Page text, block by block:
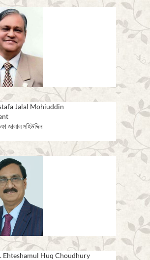
Jalal Mohiuddin
জালাল মহিউদ্দিন
Ehteshamul Huq Choudhury